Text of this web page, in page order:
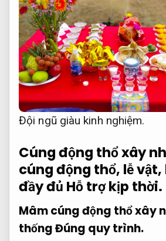
Đội ngũ giàu kinh nghiệm.
Cúng động thổ xây
cúng động thổ, lễ
đầy đủ Hỗ trợ kịp thời.
Mâm cúng động thổ xây
thốngĐúng quy trình.